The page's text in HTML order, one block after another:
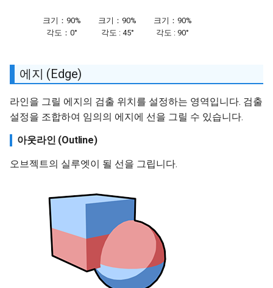
크기：90%
각도：0°
크기：90%
각도 : 45°
크기：90%
각도 : 90°
에지 (Edge)
라인을 그릴 에지의 검출 위치를 설정하는 영역입니다. 검출
설정을 조합하여 임의의 에지에 선을 그릴 수 있습니다.
아웃라인 (Outline)
오브젝트의 실루엣이 될 선을 그립니다.